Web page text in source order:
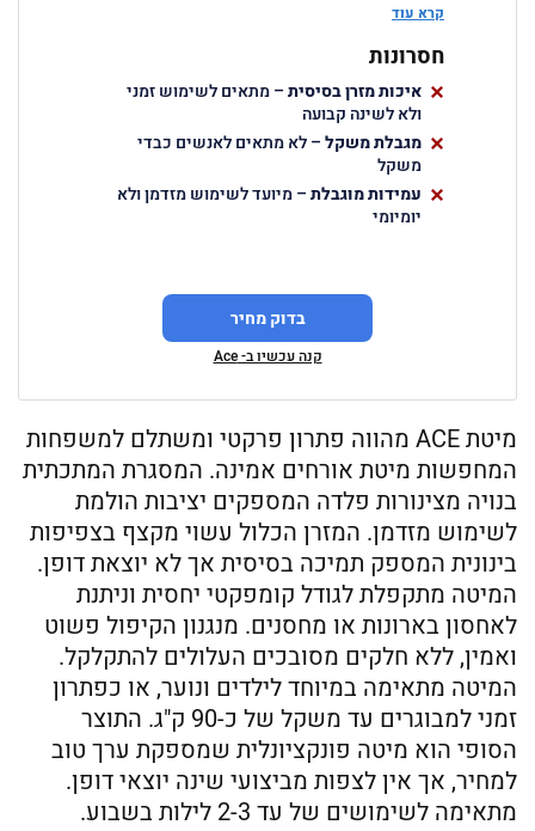
כלים מיוחדים
חסכון במקום
למיטות קבועות
קרא עוד
חסרונות
איכות מזרן בסיסית– מתאים לשימוש זמני
ולא לשינה קבועה
מגבלת משקל– לא מתאים לאנשים כבדי
משקל
עמידות מוגבלת– מיועד לשימוש מזדמן ולא
יומיומי
בדוק מחיר
קנה עכשיו ב- Ace
מיטת ACE מהווה פתרון פרקטי ומשתלם למשפחות
המחפשות מיטת אורחים אמינה. המסגרת המתכתית
בנויה מצינורות פלדה המספקים יציבות הולמת
לשימוש מזדמן. המזרן הכלול עשוי מקצף בצפיפות
בינונית המספק תמיכה בסיסית אך לא יוצאת דופן.
המיטה מתקפלת לגודל קומפקטי יחסית וניתנת
לאחסון בארונות או מחסנים. מנגנון הקיפול פשוט
ואמין, ללא חלקים מסובכים העלולים להתקלקל.
המיטה מתאימה במיוחד לילדים ונוער, או כפתרון
זמני למבוגרים עד משקל של כ-90 ק"ג. התוצר
הסופי הוא מיטה פונקציונלית שמספקת ערך טוב
למחיר, אך אין לצפות מביצועי שינה יוצאי דופן.
מתאימה לשימושים של עד 2-3 לילות בשבוע.